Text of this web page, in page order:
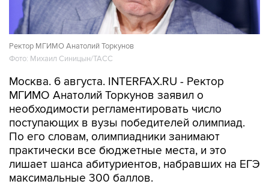
Ректор МГИМО Анатолий Торкунов
Фото: Михаил Синицын/ТАСС
Москва. 6 августа. INTERFAX.RU - Ректор
МГИМО Анатолий Торкунов заявил о
необходимости регламентировать число
поступающих в вузы победителей олимпиад.
По его словам, олимпиадники занимают
практически все бюджетные места, и это
лишает шанса абитуриентов, набравших на ЕГЭ
максимальные 300 баллов.